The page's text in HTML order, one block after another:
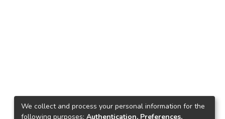
We collect and process your personal information for the
following purposes: Authentication, Preferences,